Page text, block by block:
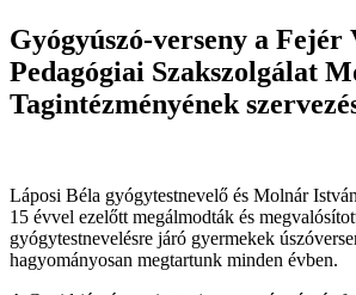
Gyógyúszó-verseny a Fejér
Pedagógiai Szakszolgálat
Tagintézményének
Láposi Béla gyógytestnevelő és Molnár
15 évvel ezelőtt megálmodták és
gyógytestnevelésre járó gyermekek
hagyományosan megtartunk minden évben.